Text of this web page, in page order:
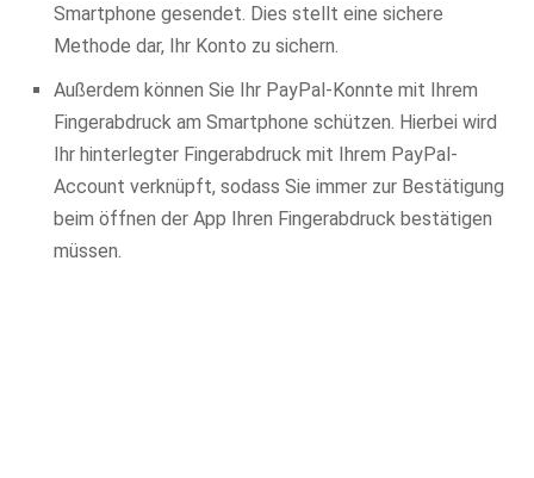
Smartphone gesendet. Dies stellt eine sichere
Methode dar, Ihr Konto zu sichern.
Außerdem können Sie Ihr PayPal-Konnte mit Ihrem
Fingerabdruck am Smartphone schützen. Hierbei wird
Ihr hinterlegter Fingerabdruck mit Ihrem PayPal-
Account verknüpft, sodass Sie immer zur Bestätigung
beim öffnen der App Ihren Fingerabdruck bestätigen
müssen.